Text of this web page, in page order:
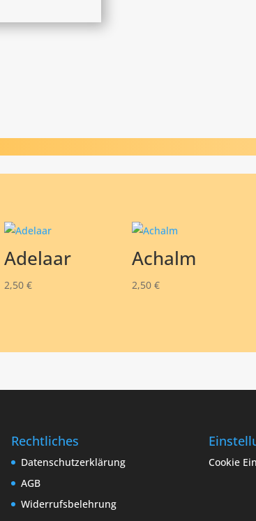
Adelaar
2,50 €
Achalm
2,50 €
Rechtliches
Datenschutzerklärung
AGB
Widerrufsbelehrung
Cookie